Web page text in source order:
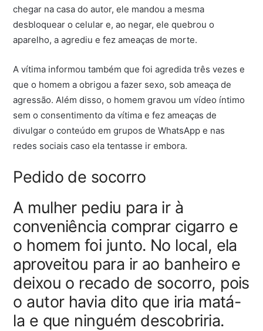
chegar na casa do autor, ele mandou a mesma
desbloquear o celular e, ao negar, ele quebrou o
aparelho, a agrediu e fez ameaças de morte.
A vítima informou também que foi agredida três vezes e
que o homem a obrigou a fazer sexo, sob ameaça de
agressão. Além disso, o homem gravou um vídeo íntimo
sem o consentimento da vítima e fez ameaças de
divulgar o conteúdo em grupos de WhatsApp e nas
redes sociais caso ela tentasse ir embora.
Pedido de socorro
A mulher pediu para ir à
conveniência comprar cigarro e
o homem foi junto. No local, ela
aproveitou para ir ao banheiro e
deixou o recado de socorro, pois
o autor havia dito que iria matá-
la e que ninguém descobriria.